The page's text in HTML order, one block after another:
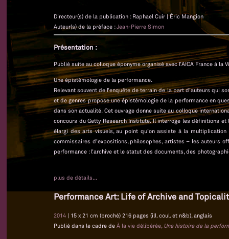
Directeur(s) de la publication : Raphael Cuir | Éric Mangion
Auteur(s) de la préface :Jean-Pierre Simon
Présentation :
Publié suite au colloque éponyme organisé avec l’AICA France à la
Une épistémologie de la performance.
Relevant souvent de l’enquête de terrain de la part d’auteurs qui
et de genres propose une épistémologie de la performance en
dans son actualité. Cet ouvrage donne suite au colloque
concours du Getty Research Institute. Il interroge les définitions
élargi des arts visuels, au point qu’on assiste à la
commissaires d’expositions, philosophes, artistes – les auteurs
performance : l’archive et le statut des documents, des
plus de détails...
Performance Art: Life of Archive and
2014 | 15 x 21 cm (broché) 216 pages (ill. coul. et n&b), anglais
Publié dans le cadre de À la vie délibérée, Une histoire de la